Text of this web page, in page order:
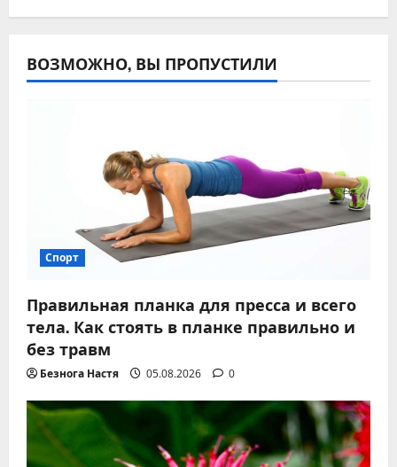
ВОЗМОЖНО, ВЫ ПРОПУСТИЛИ
Спорт
Правильная планка для пресса и всего
тела. Как стоять в планке правильно и
без травм
Безнога Настя 05.08.2026 0